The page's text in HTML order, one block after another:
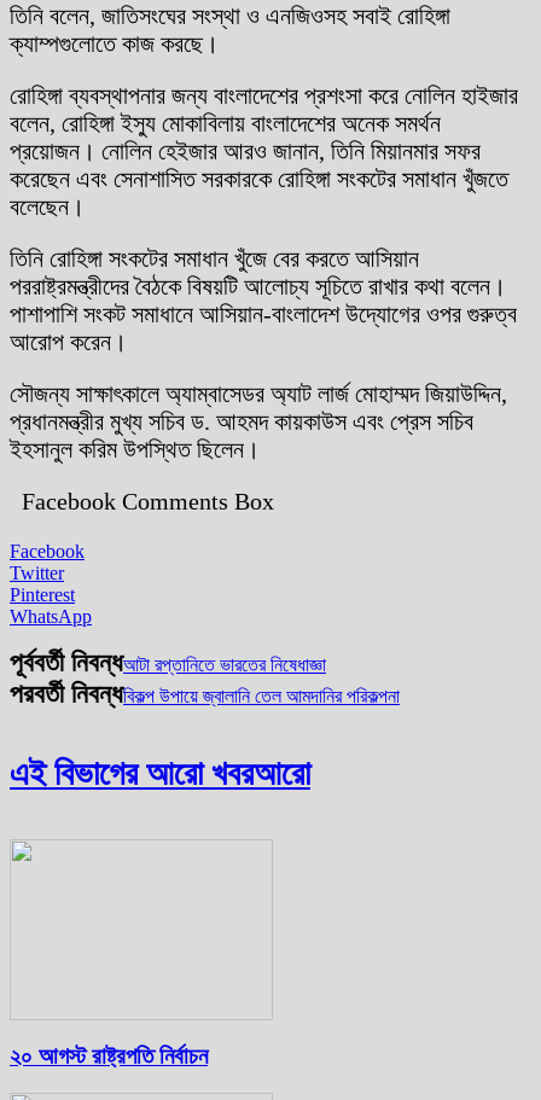
তিনি বলেন, জাতিসংঘের সংস্থা ও এনজিওসহ সবাই রোহিঙ্গা
ক্যাম্পগুলোতে কাজ করছে।
রোহিঙ্গা ব্যবস্থাপনার জন্য বাংলাদেশের প্রশংসা করে নোলিন হাইজার
বলেন, রোহিঙ্গা ইস্যু মোকাবিলায় বাংলাদেশের অনেক সমর্থন
প্রয়োজন। নোলিন হেইজার আরও জানান, তিনি মিয়ানমার সফর
করেছেন এবং সেনাশাসিত সরকারকে রোহিঙ্গা সংকটের সমাধান খুঁজতে
বলেছেন।
তিনি রোহিঙ্গা সংকটের সমাধান খুঁজে বের করতে আসিয়ান
পররাষ্ট্রমন্ত্রীদের বৈঠকে বিষয়টি আলোচ্য সূচিতে রাখার কথা বলেন।
পাশাপাশি সংকট সমাধানে আসিয়ান-বাংলাদেশ উদ্যোগের ওপর গুরুত্ব
আরোপ করেন।
সৌজন্য সাক্ষাৎকালে অ্যাম্বাসেডর অ্যাট লার্জ মোহাম্মদ জিয়াউদ্দিন,
প্রধানমন্ত্রীর মুখ্য সচিব ড. আহমদ কায়কাউস এবং প্রেস সচিব
ইহসানুল করিম উপস্থিত ছিলেন।
Facebook Comments Box
Facebook
Twitter
Pinterest
WhatsApp
পূর্ববর্তী নিবন্ধআটা রপ্তানিতে ভারতের নিষেধাজ্ঞা
পরবর্তী নিবন্ধবিকল্প উপায়ে জ্বালানি তেল আমদানির পরিকল্পনা
এই বিভাগের আরো খবরআরো
২০ আগস্ট রাষ্ট্রপতি নির্বাচন